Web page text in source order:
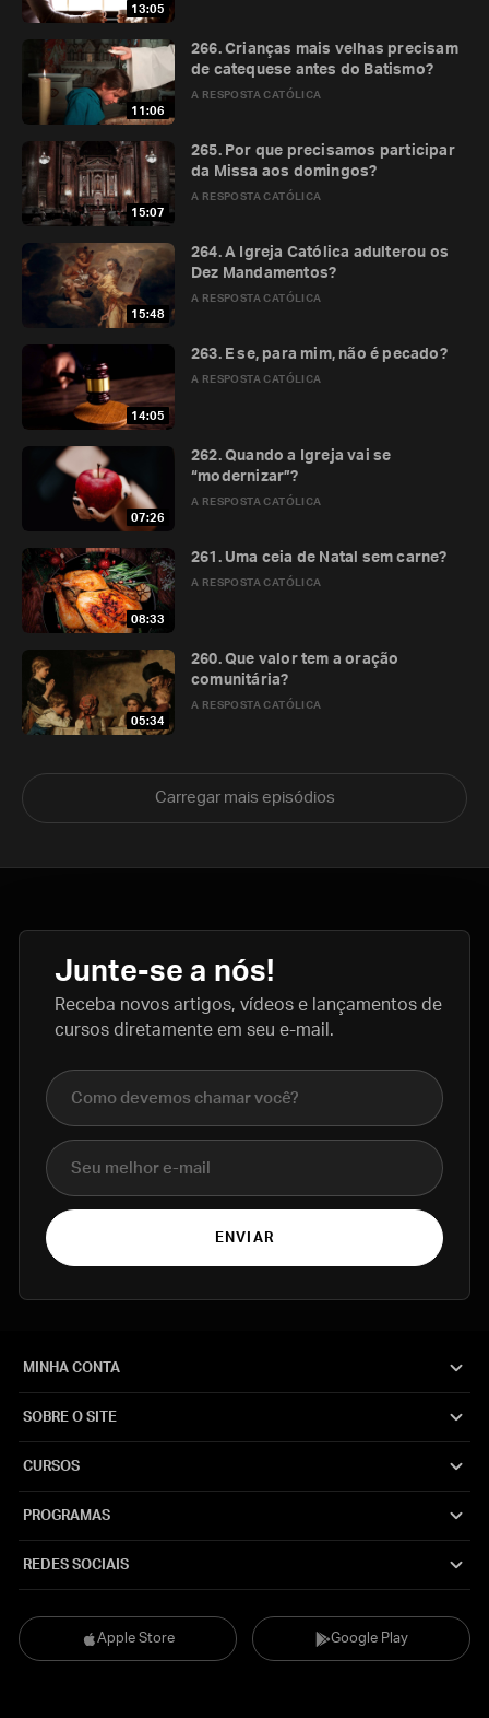
13:05
11:06
A RESPOSTA CATÓLICA
266. Crianças mais velhas precisam
de catequese antes do Batismo?
15:07
A RESPOSTA CATÓLICA
265. Por que precisamos participar
da Missa aos domingos?
15:48
A RESPOSTA CATÓLICA
264. A Igreja Católica adulterou os
Dez Mandamentos?
14:05
A RESPOSTA CATÓLICA
263. E se, para mim, não é pecado?
07:26
A RESPOSTA CATÓLICA
262. Quando a Igreja vai se
“modernizar”?
08:33
A RESPOSTA CATÓLICA
261. Uma ceia de Natal sem carne?
05:34
A RESPOSTA CATÓLICA
260. Que valor tem a oração
comunitária?
Carregar mais episódios
Junte-se a nós!
Receba novos artigos, vídeos e lançamentos de
cursos diretamente em seu e-mail.
Nome completo
E-mail
ENVIAR
Apple Store Google Play
MINHA CONTA
SOBRE O SITE
CURSOS
PROGRAMAS
REDES SOCIAIS